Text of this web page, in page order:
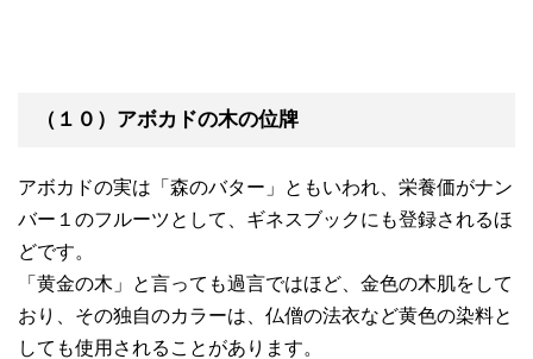
（１０）アボカドの木の位牌
アボカドの実は「森のバター」ともいわれ、栄養価がナン
バー１のフルーツとして、ギネスブックにも登録されるほ
どです。
「黄金の木」と言っても過言ではほど、金色の木肌をして
おり、その独自のカラーは、仏僧の法衣など黄色の染料と
しても使用されることがあります。